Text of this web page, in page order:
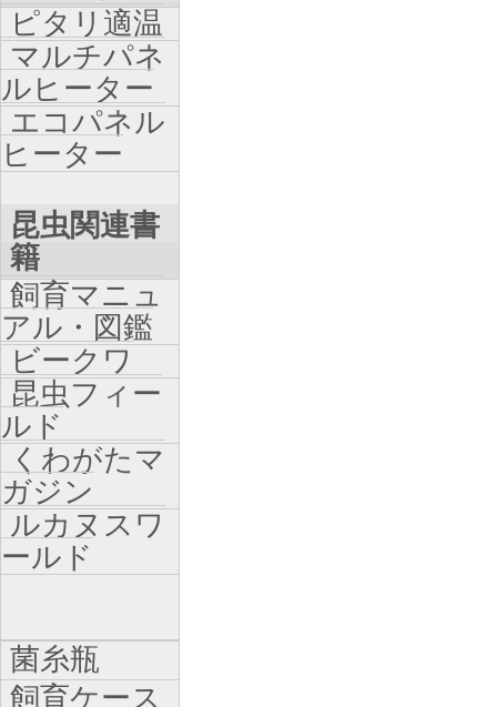
ピタリ適温
マルチパネ
ルヒーター
エコパネル
ヒーター
昆虫関連書
籍
飼育マニュ
アル・図鑑
ビークワ
昆虫フィー
ルド
くわがたマ
ガジン
ルカヌスワ
ールド
菌糸瓶
飼育ケース